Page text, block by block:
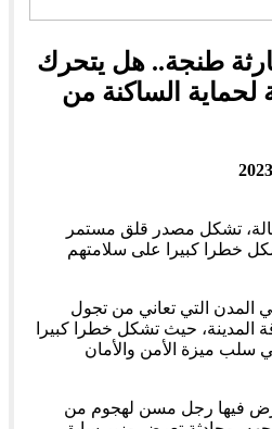
طنجة.. هل يتحرك
لحماية الساكنة من
تشكل مصدر قلق مستمر
خطرا كبيرا على سلامتهم
المدن التي تعاني من تجول
المدينة، حيث تشكل خطرا كبيرا
سلب ميزة الأمن والأمان
فيها رجل مسن لهجوم من